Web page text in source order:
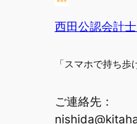
西田公認会計
「スマホで持ち歩
ご連絡先：